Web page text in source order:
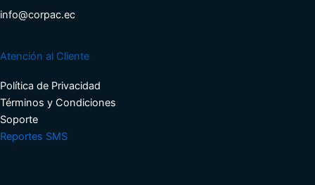
info@corpac.ec
Atención al Cliente
Política de Privacidad
Términos y Condiciones​
Soporte​
Reportes SMS